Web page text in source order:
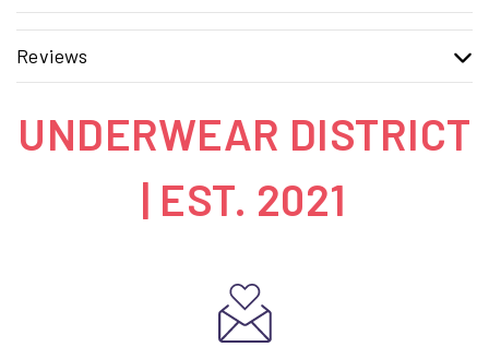
Reviews
UNDERWEAR DISTRICT
| EST. 2021